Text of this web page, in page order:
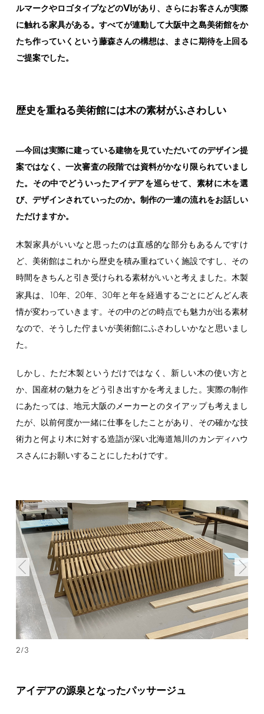
ルマークやロゴタイプなどのVIがあり、さらにお客さんが実際
に触れる家具がある。すべてが連動して大阪中之島美術館をか
たち作っていくという藤森さんの構想は、まさに期待を上回る
ご提案でした。
歴史を重ねる美術館には木の素材がふさわしい
―今回は実際に建っている建物を見ていただいてのデザイン提
案ではなく、一次審査の段階では資料がかなり限られていまし
た。その中でどういったアイデアを巡らせて、素材に木を選
び、デザインされていったのか。制作の一連の流れをお話しい
ただけますか。
木製家具がいいなと思ったのは直感的な部分もあるんですけ
ど、美術館はこれから歴史を積み重ねていく施設ですし、その
時間をきちんと引き受けられる素材がいいと考えました。木製
家具は、
10年、 20年、 30年と年を経過するごとにどんどん表
情が変わっていきます。その中のどの時点でも魅力が出る素材
なので、そうした佇まいが美術館にふさわしいかなと思いまし
た。
しかし、ただ木製というだけではなく、新しい木の使い方と
か、国産材の魅力をどう引き出すかを考えました。実際の制作
にあたっては、地元大阪のメーカーとのタイアップも考えまし
たが、以前何度か一緒に仕事をしたことがあり、その確かな技
術力と何より木に対する造詣が深い北海道旭川のカンディハウ
スさんにお願いすることにしたわけです。
2/3
アイデアの源泉となったパッサージュ